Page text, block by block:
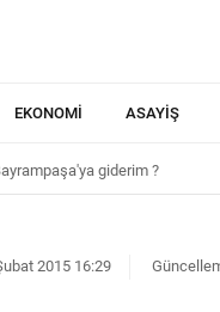
EKONOMI ASAYIŞ
giderim ?
2015 16:29